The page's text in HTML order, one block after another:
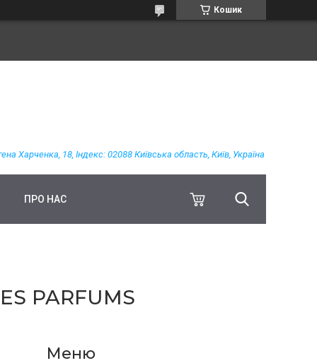
Кошик
Харченка, 18, Індекс: 02088 Київська область, Київ, Україна
ПРО НАС
PARFUMS